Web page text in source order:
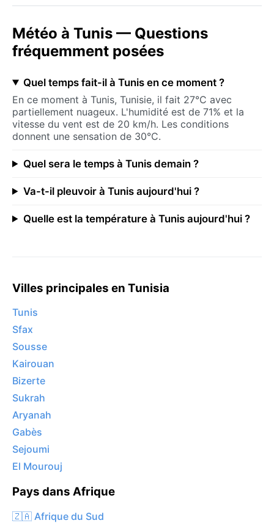
Météo à Tunis — Questions
fréquemment posées
Quel temps fait-il à Tunis en ce moment ?
En ce moment à Tunis, Tunisie, il fait 27°C avec
partiellement nuageux. L'humidité est de 71% et la
vitesse du vent est de 20 km/h. Les conditions
donnent une sensation de 30°C.
Quel sera le temps à Tunis demain ?
Va-t-il pleuvoir à Tunis aujourd'hui ?
Quelle est la température à Tunis aujourd'hui ?
Villes principales en Tunisia
Tunis
Sfax
Sousse
Kairouan
Bizerte
Sukrah
Aryanah
Gabès
Sejoumi
El Mourouj
Pays dans Afrique
🇿🇦 Afrique du Sud